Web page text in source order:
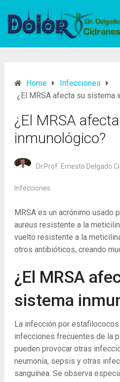
Home
Infecciones
¿El MRSA afecta su sistema
¿El MRSA
inmunológico?
Dr.Prof. Ernesto Delgado
Infecciones
MRSA es un acrónimo usado
aureus resistente a la
vuelto resistente a la
otros antibióticos, creando
¿El MRSA
sistema
La infección por
infecciones frecuentes de la
pueden provocar otras
neumonía, sepsis y otras
sanguínea. Se observa